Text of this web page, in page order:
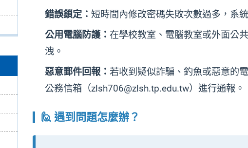
錯誤鎖定：短時間內修改密碼失敗次數過多，系
公用電腦防護：在學校教室、電腦教室或外面公
洩。
惡意郵件回報：若收到疑似詐騙、釣魚或惡意的
公務信箱（zlsh706@zlsh.tp.edu.tw）進行通報。
🙋 遇到問題怎麼辦？